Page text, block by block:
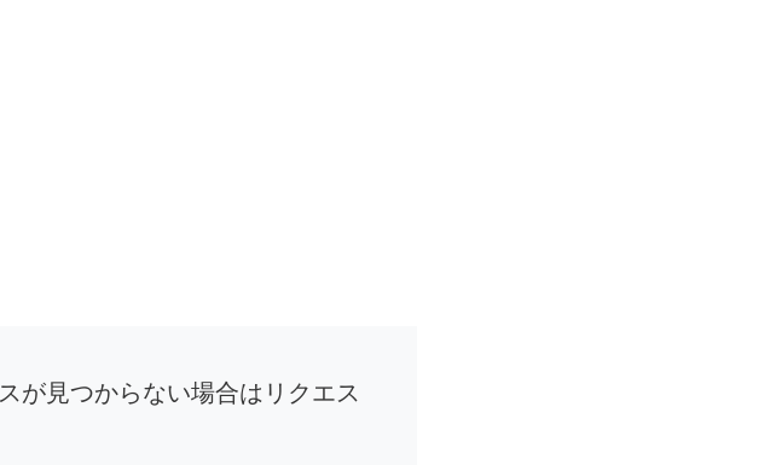
が見つからない場合はリクエス